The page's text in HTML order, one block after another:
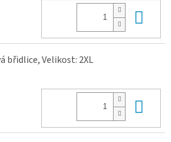
břidlice, Velikost: 2XL